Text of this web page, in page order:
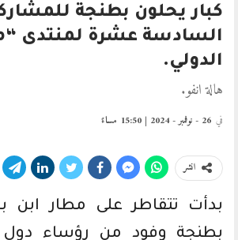
كبار يحلون بطنجة
السادسة عشرة لمنتدى
الدولي.
هالة انفو.
في 26 - نوفمبر - 2024 | 15:50 مساءً
انشر
بدأت تتقاطر على مطار ابن
بطنجة وفود من رؤساء دول